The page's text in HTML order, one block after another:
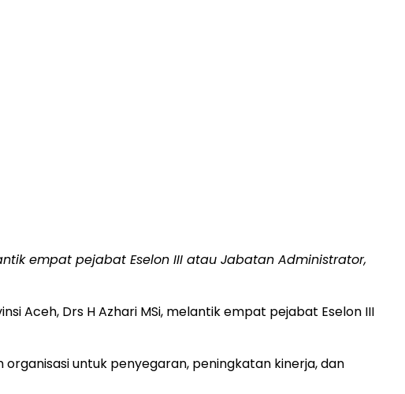
empat pejabat Eselon III atau Jabatan Administrator,
Aceh, Drs H Azhari MSi, melantik empat pejabat Eselon III
untuk penyegaran, peningkatan kinerja, dan